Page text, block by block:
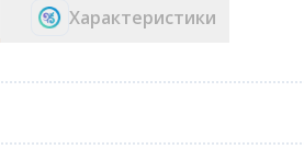
Характеристики